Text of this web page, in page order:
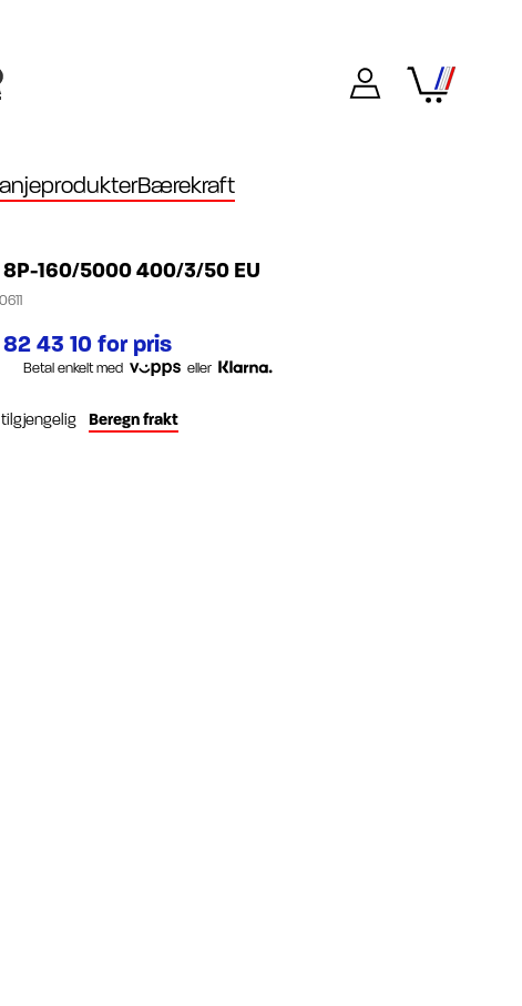
Bærekraft
8P-160/5000 400/3/50 EU
82 43 10 for pris
Betal enkelt med eller
tilgjengelig Beregn frakt